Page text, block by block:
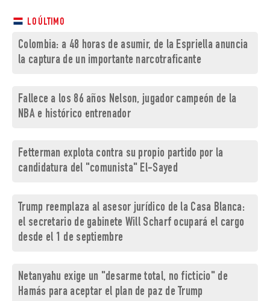
LO ÚLTIMO
Colombia: a 48 horas de asumir, de la Espriella anuncia
la captura de un importante narcotraficante
Fallece a los 86 años Nelson, jugador campeón de la
NBA e histórico entrenador
Fetterman explota contra su propio partido por la
candidatura del "comunista" El-Sayed
Trump reemplaza al asesor jurídico de la Casa Blanca:
el secretario de gabinete Will Scharf ocupará el cargo
desde el 1 de septiembre
Netanyahu exige un "desarme total, no ficticio" de
Hamás para aceptar el plan de paz de Trump